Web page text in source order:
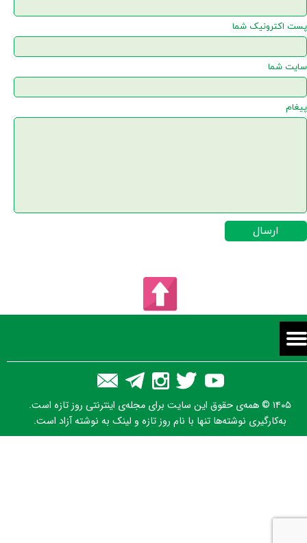
پست اکترونیک شما
سایت شما
پیغام
ارسال
۱۴۰۵ © همه‌ی حقوق این سایت برای مجله‌ی اینترنتی روز تازه است.
به‌کارگیری نوشته‌ها تنها با نام روز تازه و لینک به نوشته آزاد است.